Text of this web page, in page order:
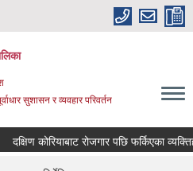
सुशासन र व्यवहार परिवर्तन
दक्षिण कोरियाबाट रोजगार पछि फर्किएका